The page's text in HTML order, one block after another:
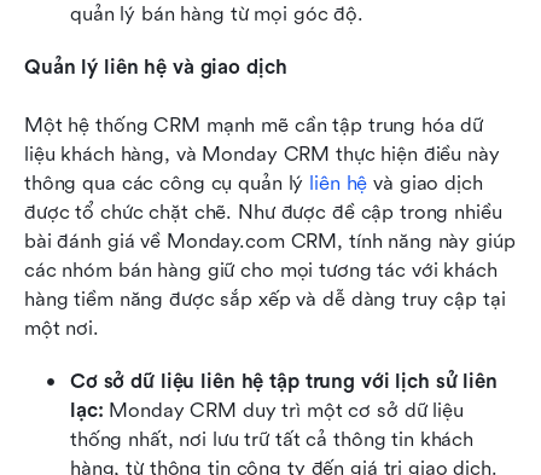
quản lý bán hàng từ mọi góc độ.
Quản lý liên hệ và giao dịch
Một hệ thống CRM mạnh mẽ cần tập trung hóa dữ
liệu khách hàng, và Monday CRM thực hiện điều này
thông qua các công cụ quản lý liên hệ và giao dịch
được tổ chức chặt chẽ. Như được đề cập trong nhiều
bài đánh giá về Monday.com CRM, tính năng này giúp
các nhóm bán hàng giữ cho mọi tương tác với khách
hàng tiềm năng được sắp xếp và dễ dàng truy cập tại
một nơi.
Cơ sở dữ liệu liên hệ tập trung với lịch sử liên
lạc: Monday CRM duy trì một cơ sở dữ liệu
thống nhất, nơi lưu trữ tất cả thông tin khách
hàng, từ thông tin công ty đến giá trị giao dịch.